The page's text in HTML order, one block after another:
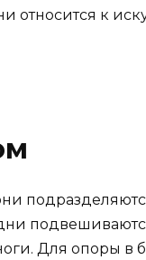
относится к
Для опоры в